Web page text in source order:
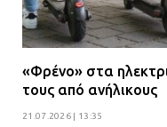
«Φρένο» στα
τους από ανήλικους
21.07.2026 | 13:35